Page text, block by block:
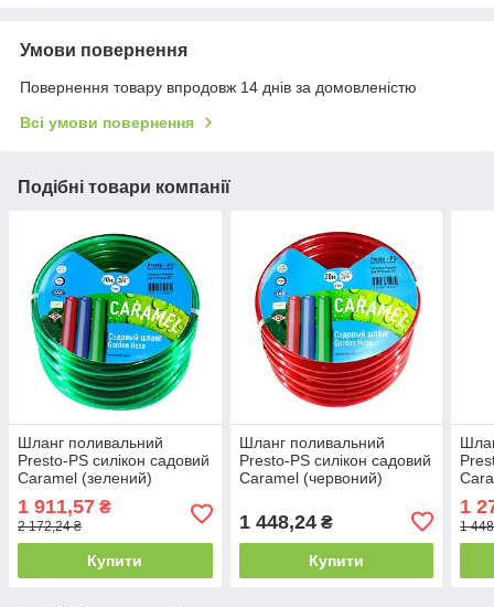
Умови повернення
Повернення товару впродовж 14 днів за домовленістю
Всі умови повернення
Подібні товари компанії
Шланг поливальний
Presto-PS силікон садовий
Caramel (зелений)
довжина 30 м (CAR-3/4
30)
1 911,57 ₴
2 172,24 ₴
Купити
Шланг поливальний
Presto-PS силікон садовий
Caramel (червоний)
довжина 20 м (SE-3/4 20)
1 448,24₴
Купити
1
1